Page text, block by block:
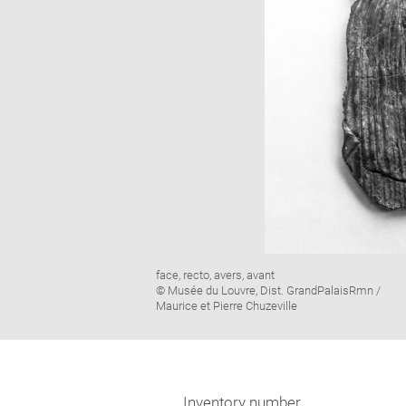
Image
caption:
face, recto, avers, avant
© Musée du Louvre, Dist. GrandPalaisRmn /
Maurice et Pierre Chuzeville